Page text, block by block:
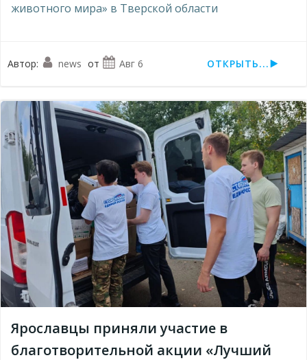
животного мира» в Тверской области
Автор: news от Авг 6 ОТКРЫТЬ...
Ярославцы приняли участие в
благотворительной акции «Лучший